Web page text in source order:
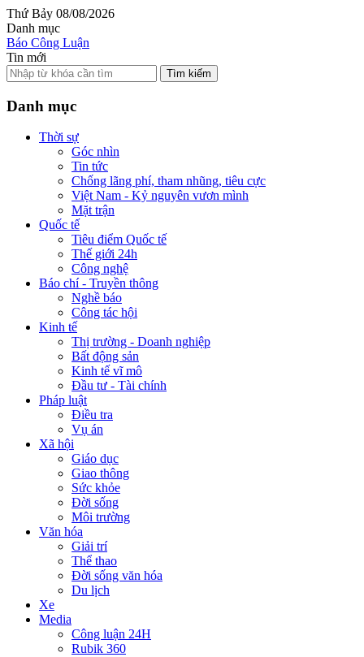
Thứ Bảy 08/08/2026
Danh mục
Báo Công Luận
Tin mới
Tìm kiếm
Danh mục
Thời sự
Góc nhìn
Tin tức
Chống lãng phí, tham nhũng, tiêu cực
Việt Nam - Kỷ nguyên vươn mình
Mặt trận
Quốc tế
Tiêu điểm Quốc tế
Thế giới 24h
Công nghệ
Báo chí - Truyền thông
Nghề báo
Công tác hội
Kinh tế
Thị trường - Doanh nghiệp
Bất động sản
Kinh tế vĩ mô
Đầu tư - Tài chính
Pháp luật
Điều tra
Vụ án
Xã hội
Giáo dục
Giao thông
Sức khỏe
Đời sống
Môi trường
Văn hóa
Giải trí
Thể thao
Đời sống văn hóa
Du lịch
Xe
Media
Công luận 24H
Rubik 360